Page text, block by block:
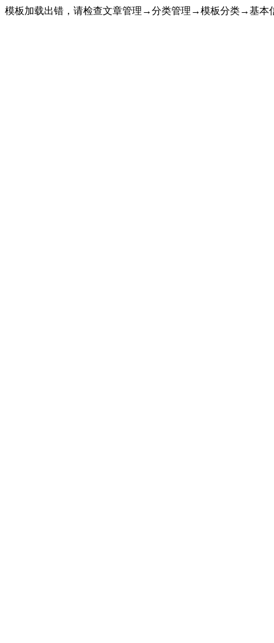
模板加载出错，请检查文章管理→分类管理→模板分类→基本